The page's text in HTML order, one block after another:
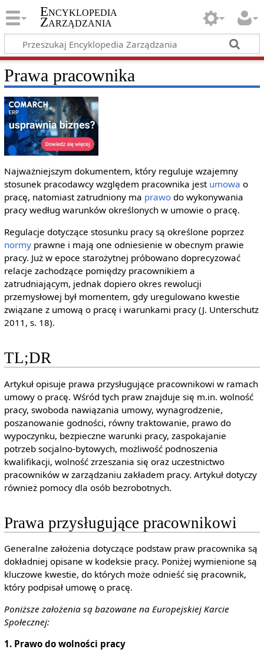
Encyklopedia
Zarządzania
Prawa pracownika
Najważniejszym dokumentem, który reguluje wzajemny
stosunek pracodawcy względem pracownika jest umowa o
pracę, natomiast zatrudniony ma prawodo wykonywania
pracy według warunków określonych w umowie o pracę.
Regulacje dotyczące stosunku pracy są określone poprzez
normyprawne i mają one odniesienie w obecnym prawie
pracy. Już w epoce starożytnej próbowano doprecyzować
relacje zachodzące pomiędzy pracownikiem a
zatrudniającym, jednak dopiero okres rewolucji
przemysłowej był momentem, gdy uregulowano kwestie
związane z umową o pracę i warunkami pracy (J. Unterschutz
2011, s. 18).
TL;DR
Artykuł opisuje prawa przysługujące pracownikowi w ramach
umowy o pracę. Wśród tych praw znajduje się m.in. wolność
pracy, swoboda nawiązania umowy, wynagrodzenie,
poszanowanie godności, równy traktowanie, prawo do
wypoczynku, bezpieczne warunki pracy, zaspokajanie
potrzeb socjalno-bytowych, możliwość podnoszenia
kwalifikacji, wolność zrzeszania się oraz uczestnictwo
pracowników w zarządzaniu zakładem pracy. Artykuł dotyczy
również pomocy dla osób bezrobotnych.
Prawa przysługujące pracownikowi
Generalne założenia dotyczące podstaw praw pracownika są
dokładniej opisane w kodeksie pracy. Poniżej wymienione są
kluczowe kwestie, do których może odnieść się pracownik,
który podpisał umowę o pracę.
Poniższe założenia są bazowane na Europejskiej Karcie
Społecznej:
1. Prawo do wolności pracy